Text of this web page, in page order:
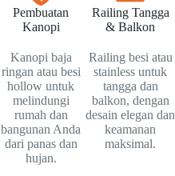
Pembuatan
Kanopi
Kanopi baja
ringan atau besi
hollow untuk
melindungi
rumah dan
bangunan Anda
dari panas dan
hujan.
Railing Tangga
& Balkon
Railing besi atau
stainless untuk
tangga dan
balkon, dengan
desain elegan dan
keamanan
maksimal.